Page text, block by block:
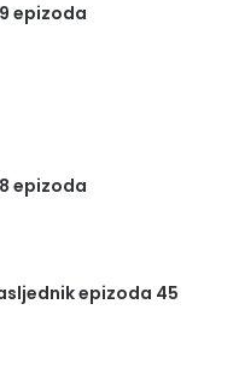
epizoda
epizoda
epizoda 45